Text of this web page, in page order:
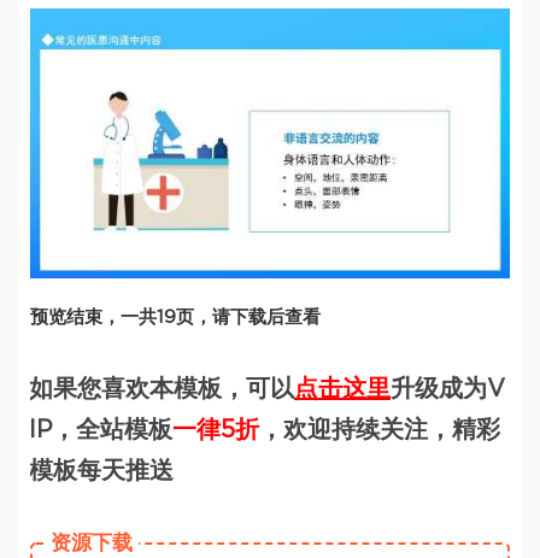
预览结束，一共19页，请下载后查看
如果您喜欢本模板，可以点击这里升级成为V
IP，全站模板一律5折，欢迎持续关注，精彩
模板每天推送
资源下载